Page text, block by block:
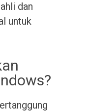
dan
untuk